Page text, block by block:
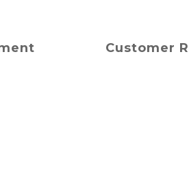
Customer